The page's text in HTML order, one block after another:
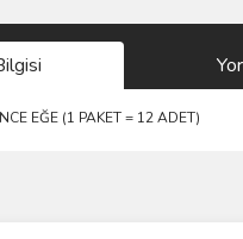
EĞE (1 PAKET = 12 ADET)